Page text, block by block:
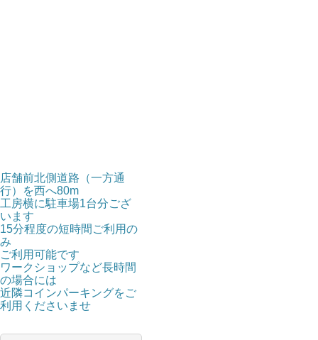
店舗前北側道路（一方通
行）を西へ80m
工房横に駐車場1台分ござ
います
15分程度の短時間ご利用の
み
ご利用可能です
ワークショップなど長時間
の場合には
近隣コインパーキングをご
利用くださいませ